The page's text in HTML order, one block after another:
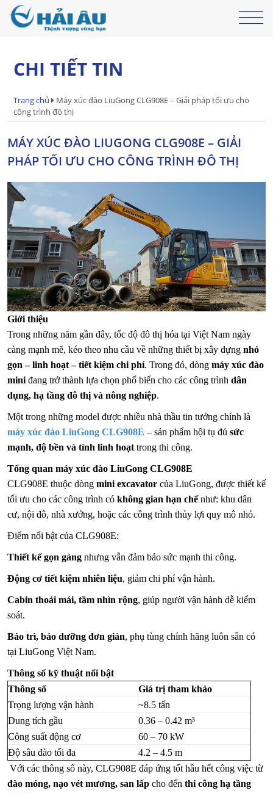
CHI TIẾT TIN
Trang chủ
Máy xúc đào LiuGong CLG908E – Giải pháp tối ưu cho
công trình đô thị
MÁY XÚC ĐÀO LIUGONG CLG908E – GIẢI
PHÁP TỐI ƯU CHO CÔNG TRÌNH ĐÔ THỊ
Giới thiệu
Trong những năm gần đây, tốc độ đô thị hóa tại Việt Nam ngày
càng mạnh mẽ, kéo theo nhu cầu về những thiết bị xây dựng nhỏ
gọn – linh hoạt – tiết kiệm chi phí. Trong đó, dòng máy xúc đào
mini đang trở thành lựa chọn phổ biến cho các công trình dân
dụng, hạ tầng đô thị và nông nghiệp.
Một trong những model được nhiều nhà thầu tin tưởng chính là
máy xúc đào LiuGong CLG908E – sản phẩm hội tụ đủ sức
mạnh, độ bền và tính linh hoạt trong thi công.
Tổng quan máy xúc đào LiuGong CLG908E
CLG908E thuộc dòng mini excavator của LiuGong, được thiết kế
tối ưu cho các công trình có không gian hạn chếnhư: khu dân
cư, nội đô, nhà xưởng, hoặc các công trình thủy lợi quy mô nhỏ.
Điểm nổi bật của CLG908E:
Thiết kế gọn gàng nhưng vẫn đảm bảo sức mạnh thi công.
Động cơ tiết kiệm nhiên liệu, giảm chi phí vận hành.
Cabin thoải mái, tầm nhìn rộng, giúp người vận hành dễ kiểm
soát.
Bảo trì, bảo dưỡng đơn giản, phụ tùng chính hãng luôn sẵn có
tại LiuGong Việt Nam.
Thông số kỹ thuật nổi bật
Thông số
Giá trị tham khảo
Trọng lượng vận hành
~8.5 tấn
Dung tích gầu
0.36 – 0.42 m³
Công suất động cơ
60 – 70 kW
Độ sâu đào tối đa
4.2 – 4.5 m
Với các thông số này, CLG908E đáp ứng tốt hầu hết công việc từ
đào móng, nạo vét mương, san lấp cho đến thi công hạ tầng